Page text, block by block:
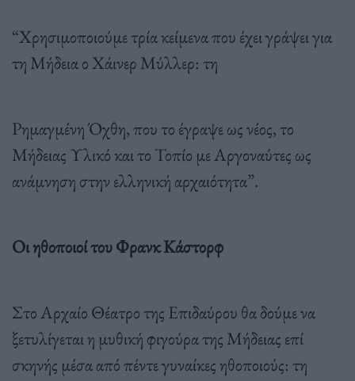
“Χρησιμοποιούμε τρία κείμενα που έχει γράψει για
τη Μήδεια ο Χάινερ Μύλλερ: τη
Ρημαγμένη Όχθη, που το έγραψε ως νέος, το
Μήδειας Υλικό και το Τοπίο με Αργοναύτες ως
ανάμνηση στην ελληνική αρχαιότητα”.
Οι ηθοποιοί του Φρανκ Κάστορφ
Στο Αρχαίο Θέατρο της Επιδαύρου θα δούμε να
ξετυλίγεται η μυθική φιγούρα της Μήδειας επί
σκηνής μέσα από πέντε γυναίκες ηθοποιούς: τη